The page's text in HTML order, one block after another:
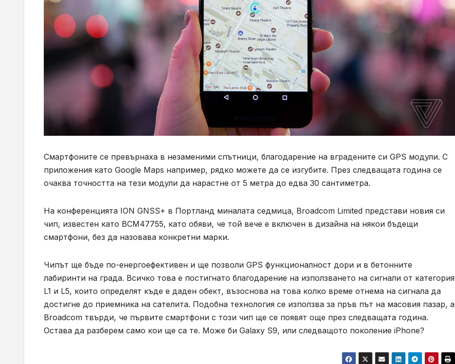
Смартфоните се превърнаха в незаменими спътници, благодарение на вградените си GPS модули. С
приложения като Google Maps например, рядко можете да се изгубите. През следващата година се
очаква точността на тези модули да нарастне от 5 метра до едва 30 сантиметра.
На конференцията ION GNSS+ в Портланд миналата седмица, Broadcom Limited представи новия си
чип, известен като BCM47755, като обяви, че той вече е включен в дизайна на някои бъдещи
смартфони, без да назовава конкретни марки.
Чипът ще бъде по-енергоефективен и ще позволи GPS функционалност дори и в бетонните
лабиринти на града. Всичко това е постигнато благодарение на използването на сигнали от категория
L1 и L5, които определят къде е даден обект, възоснова на това колко време отнема на сигнала да
достигне до приемника на сателита. Подобна технология се използва за пръв път на масовия пазар, а
Broadcom твърди, че първите смартфони с този чип ще се появят още през следващата година.
Остава да разберем само кои ще са те. Може би Galaxy S9, или следващото поколение iPhone?